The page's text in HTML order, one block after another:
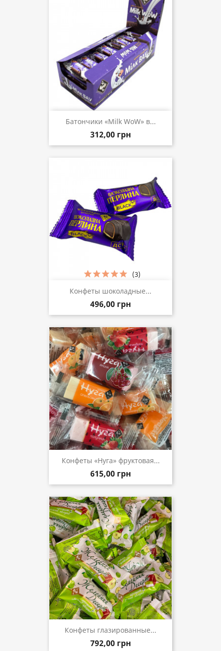
Батончики «Milk WoW» в...
312,00 грн
Конфеты шоколадные...
496,00 грн
(3)
Конфеты «Нуга» фруктовая...
615,00 грн
Конфеты глазированные...
792,00 грн